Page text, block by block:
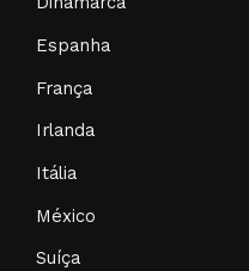
Espanha
França
Irlanda
Itália
México
Suíça